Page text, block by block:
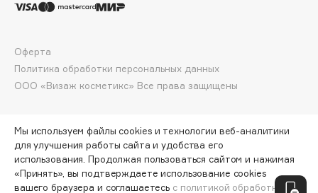
Dorco
Dr. Vranjes Firenze
Dr.Althea
Dr.Ceuracle
DSD de Luxe
Dyson
ПО ЗОЛОТОЙ КАРТЕ: 1989 ₽
ООО «Визаж косметикс» Все права защищены
Оферта
Политика обработки персональных данных
Мы используем файлы cookies и технологии веб-аналитики
для улучшения работы сайта и удобства его
использования. Продолжая пользоваться сайтом и нажимая
«Принять», вы подтверждаете использование cookies
вашего браузера и соглашаетесь с политикой обработки